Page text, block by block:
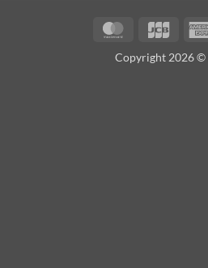
MasterCard
JCB
Copyright 2026 ©